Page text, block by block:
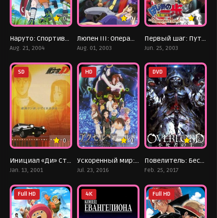
0
Наруто: Спортивный фестиваль Конохи
Aug. 21, 2004
0
Люпен III: Операция по возврату сокровища
Aug. 01, 2003
0
Первый шаг: Путь чемпиона
Jun. 25, 2003
0
SD
Инициал «Ди» Стадия третья
Jan. 13, 2001
0
HD
Ускоренный мир: Бесконечный всплеск
Jul. 23, 2016
7.6
DVD
Повелитель: Бессмертный король
Feb. 25, 2017
Full HD 4K Full HD